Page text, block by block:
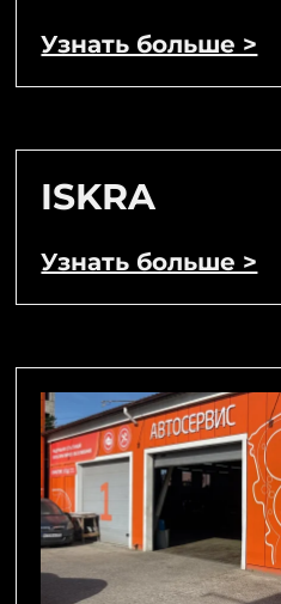
Узнать больше >
ISKRA
Узнать больше >